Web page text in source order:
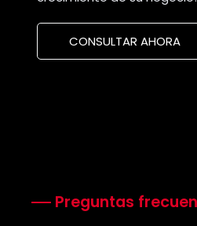
CONSULTAR AHORA
Preguntas